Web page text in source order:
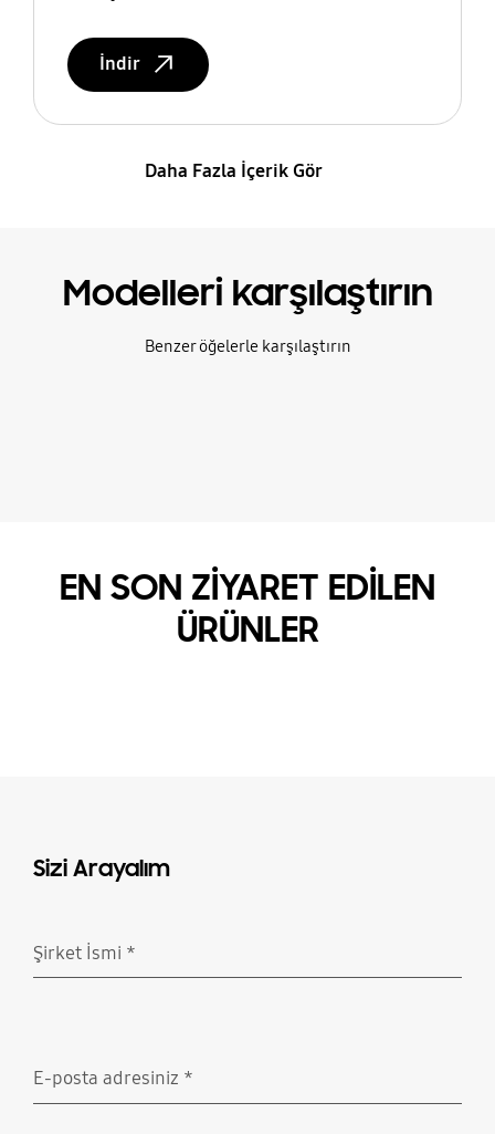
İndir
Daha Fazla İçerik Gör
Modelleri karşılaştırın
Benzer öğelerle karşılaştırın
EN SON ZİYARET EDİLEN
ÜRÜNLER
Sizi Arayalım
Şirket İsmi *
E-posta adresiniz *